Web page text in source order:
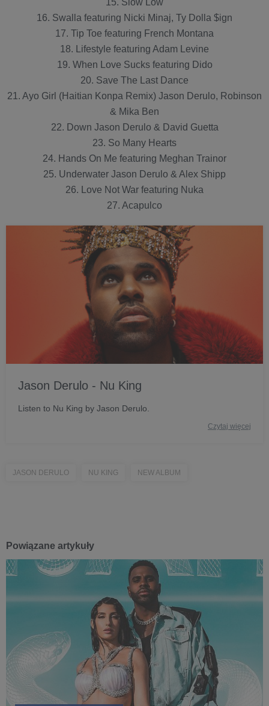
15. Slow Low
16. Swalla featuring Nicki Minaj, Ty Dolla $ign
17. Tip Toe featuring French Montana
18. Lifestyle featuring Adam Levine
19. When Love Sucks featuring Dido
20. Save The Last Dance
21. Ayo Girl (Haitian Konpa Remix) Jason Derulo, Robinson
& Mika Ben
22. Down Jason Derulo & David Guetta
23. So Many Hearts
24. Hands On Me featuring Meghan Trainor
25. Underwater Jason Derulo & Alex Shipp
26. Love Not War featuring Nuka
27. Acapulco
Jason Derulo - Nu King
Listen to Nu King by Jason Derulo.
Czytaj więcej
JASON DERULO NU KING NEW ALBUM
Powiązane artykuły